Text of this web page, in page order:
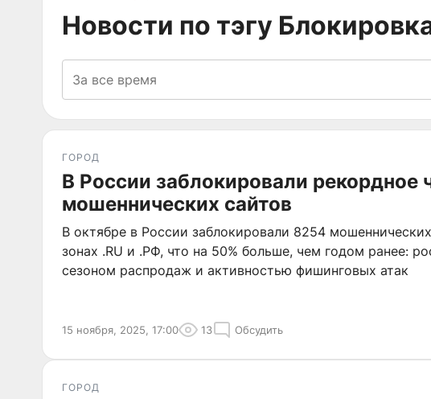
Новости по тэгу
ГОРОД
В России заблокировали рекордное
мошеннических сайтов
В октябре в России заблокировали 8254
зонах .RU и .РФ, что на 50% больше, чем годом ранее:
сезоном распродаж и активностью фишинговых атак
15 ноября, 2025, 17:00 13 Обсудить
ГОРОД